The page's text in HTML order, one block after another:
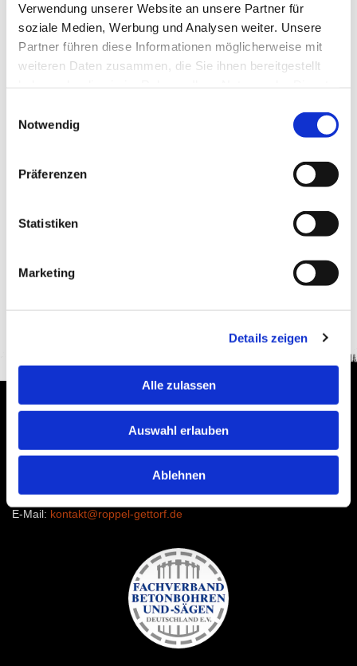
Verwendung unserer Website an unsere Partner für
soziale Medien, Werbung und Analysen weiter. Unsere
Partner führen diese Informationen möglicherweise mit
weiteren Daten zusammen, die Sie ihnen bereitgestellt
Notwendig
Präferenzen
Statistiken
Marketing
Details zeigen
Alle zulassen
Auswahl erlauben
Ablehnen
USt-Id-Nr.: DE 273848560
Wir sind nicht bereit oder verpflichtet, an
Streitbeilegungsverfahren vor einer
Diese Webseite ist ein Produkt von
Diamantbohr- & Sägetechnik Harald Roppel
24214 Gettorf
Fax: 04346 6011448
E-Mail: kontakt@roppel-gettorf.de